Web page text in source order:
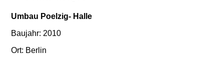
Umbau Poelzig- Halle
Baujahr: 2010
Ort: Berlin